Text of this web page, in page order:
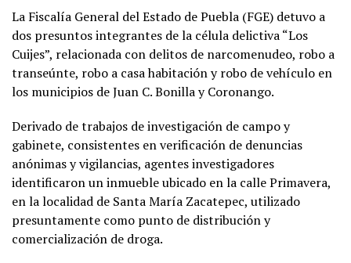
La Fiscalía General del Estado de Puebla (FGE) detuvo a
dos presuntos integrantes de la célula delictiva “Los
Cuijes”, relacionada con delitos de narcomenudeo, robo a
transeúnte, robo a casa habitación y robo de vehículo en
los municipios de Juan C. Bonilla y Coronango.
Derivado de trabajos de investigación de campo y
gabinete, consistentes en verificación de denuncias
anónimas y vigilancias, agentes investigadores
identificaron un inmueble ubicado en la calle Primavera,
en la localidad de Santa María Zacatepec, utilizado
presuntamente como punto de distribución y
comercialización de droga.